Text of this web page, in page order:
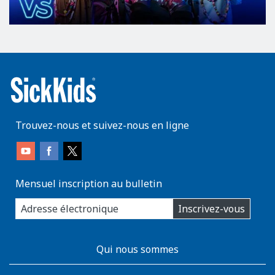
Trouvez-nous et suivez-nous en ligne
Mensuel inscription au bulletin
enter
you
email
Inscrivez-vous
AboutKidsHealthQui nous sommes